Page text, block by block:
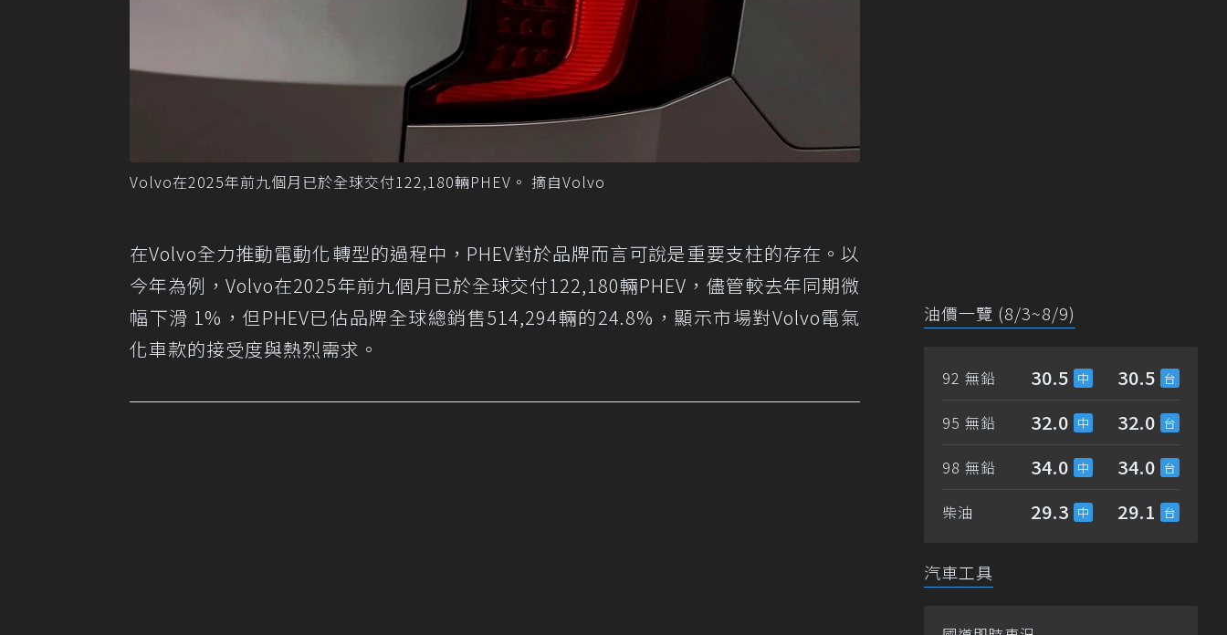
Volvo在2025年前九個月已於全球交付122,180輛PHEV。 摘自Volvo
在Volvo全力推動電動化轉型的過程中，PHEV對於品牌而言可說是重要支柱的存在。以
今年為例，Volvo在2025年前九個月已於全球交付122,180輛PHEV，儘管較去年同期微
幅下滑 1%，但PHEV已佔品牌全球總銷售514,294輛的24.8%，顯示市場對Volvo電氣
化車款的接受度與熱烈需求。
油價一覽 (8/3~8/9)
92 無鉛 30.5 30.5
95 無鉛 32.0 32.0
98 無鉛 34.0 34.0
柴油 29.3 29.1
汽車工具